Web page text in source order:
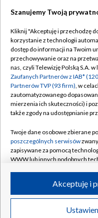
Abonament TVP
Emisja w TVP
Centrum informacji
Naziemna Telewizja
Rada Programowa
System NOS
Informacje o nadawcy
Program dla prasy
©2026
Szanujemy Twoją
Kliknij "Akceptuję i przechodzę
korzystanie z technologii
dostęp do informacji na Twoim
przechowywanie oraz na
nas, czyli Telewizję Polską S.A.
Zaufanych Partnerów z IAB*
Partnerów TVP (93 firm), w
zautomatyzowanego
mierzenia ich skuteczności) i
także zgody na udostępnianie
Twoje dane osobowe zbierane
poszczególnych serwisów
zapisywane za pomocą
WWW lub innych podobnych
ruchu w Internecie.
Twoje dane osobowe zbierane
poszczególnych serwisówna
Akceptuję i